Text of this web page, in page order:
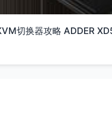
切换器攻略 ADDER